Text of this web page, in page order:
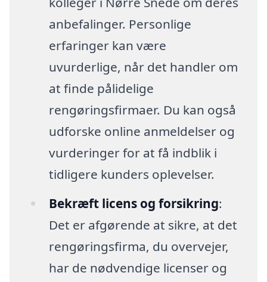
anbefalinger. Personlige
erfaringer kan være
uvurderlige, når det handler om
at finde pålidelige
rengøringsfirmaer. Du kan også
udforske online anmeldelser og
vurderinger for at få indblik i
tidligere kunders oplevelser.
Bekræft licens og forsikring:
Det er afgørende at sikre, at det
rengøringsfirma, du overvejer,
har de nødvendige licenser og